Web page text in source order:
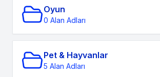
Oyun
0 Alan Adları
Pet & Hayvanlar
5 Alan Adları